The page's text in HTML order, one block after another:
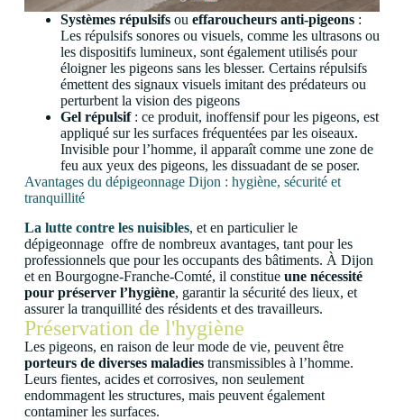
Systèmes répulsifsou effaroucheurs anti-pigeons:
Les répulsifs sonores ou visuels, comme les ultrasons ou
les dispositifs lumineux, sont également utilisés pour
éloigner les pigeons sans les blesser. Certains répulsifs
émettent des signaux visuels imitant des prédateurs ou
perturbent la vision des pigeons
Gel répulsif: ce produit, inoffensif pour les pigeons, est
appliqué sur les surfaces fréquentées par les oiseaux.
Invisible pour l’homme, il apparaît comme une zone de
feu aux yeux des pigeons, les dissuadant de se poser.
Avantages du dépigeonnage Dijon : hygiène, sécurité et
tranquillité
La lutte contre les nuisibles, et en particulier le
dépigeonnage offre de nombreux avantages, tant pour les
professionnels que pour les occupants des bâtiments. À Dijon
et en Bourgogne-Franche-Comté, il constitue une nécessité
pour préserver l’hygiène, garantir la sécurité des lieux, et
assurer la tranquillité des résidents et des travailleurs.
Préservation de l'hygiène
Les pigeons, en raison de leur mode de vie, peuvent être
porteurs de diverses maladiestransmissibles à l’homme.
Leurs fientes, acides et corrosives, non seulement
endommagent les structures, mais peuvent également
contaminer les surfaces.